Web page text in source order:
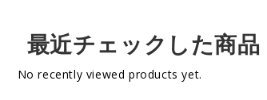
最近チェックした商品
No recently viewed products yet.